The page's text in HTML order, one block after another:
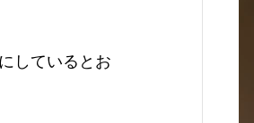
しているとお